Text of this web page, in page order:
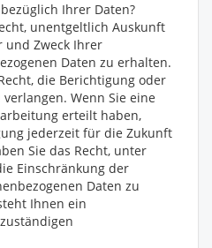
Ihrer Daten?
unentgeltlich Auskunft
und Zweck Ihrer
Daten zu erhalten.
die Berichtigung oder
Wenn Sie eine
erteilt haben,
jederzeit für die Zukunft
Sie das Recht, unter
Einschränkung der
Daten zu
Ihnen ein